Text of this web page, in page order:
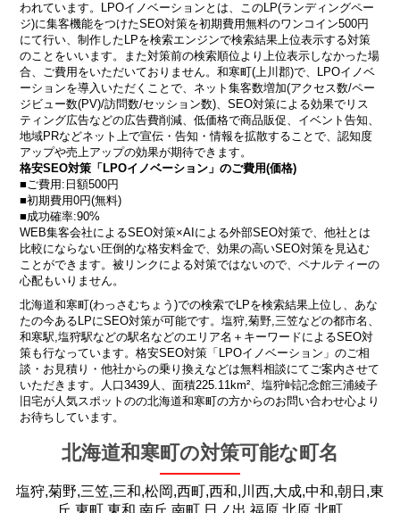
われています。LPOイノベーションとは、このLP(ランディングペー
ジ)に集客機能をつけたSEO対策を初期費用無料のワンコイン500円
にて行い、制作したLPを検索エンジンで検索結果上位表示する対策
のことをいいます。また対策前の検索順位より上位表示しなかった場
合、ご費用をいただいておりません。和寒町(上川郡)で、LPOイノベ
ーションを導入いただくことで、ネット集客数増加(アクセス数/ペー
ジビュー数(PV)/訪問数/セッション数)、SEO対策による効果でリス
ティング広告などの広告費削減、低価格で商品販促、イベント告知、
地域PRなどネット上で宣伝・告知・情報を拡散することで、認知度
アップや売上アップの効果が期待できます。
格安SEO対策「LPOイノベーション」のご費用(価格)
■ご費用:日額500円
■初期費用0円(無料)
■成功確率:90%
WEB集客会社によるSEO対策×AIによる外部SEO対策で、他社とは
比較にならない圧倒的な格安料金で、効果の高いSEO対策を見込む
ことができます。被リンクによる対策ではないので、ペナルティーの
心配もいりません。
北海道和寒町(わっさむちょう)での検索でLPを検索結果上位し、あな
たの今あるLPにSEO対策が可能です。塩狩,菊野,三笠などの都市名、
和寒駅,塩狩駅などの駅名などのエリア名＋キーワードによるSEO対
策も行なっています。格安SEO対策「LPOイノベーション」のご相
談・お見積り・他社からの乗り換えなどは無料相談にてご案内させて
いただきます。人口3439人、面積225.11km²、塩狩峠記念館三浦綾子
旧宅が人気スポットのの北海道和寒町の方からのお問い合わせ心より
お待ちしています。
北海道和寒町の対策可能な町名
塩狩,菊野,三笠,三和,松岡,西町,西和,川西,大成,中和,朝日,東
丘,東町,東和,南丘,南町,日ノ出,福原,北原,北町